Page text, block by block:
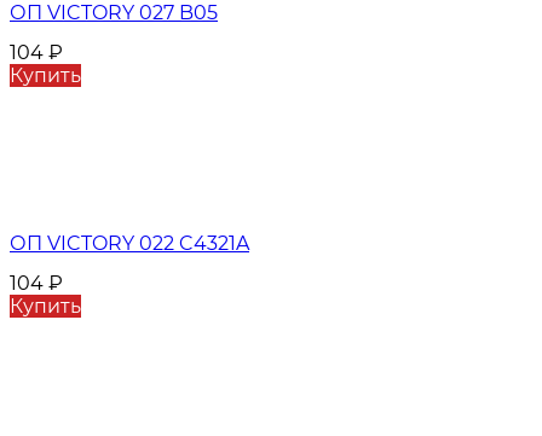
ОП VICTORY 027 B05
104 ₽
Купить
ОП VICTORY 022 C4321A
104 ₽
Купить